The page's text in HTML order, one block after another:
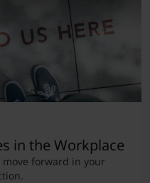
in the Workplace
move forward in your